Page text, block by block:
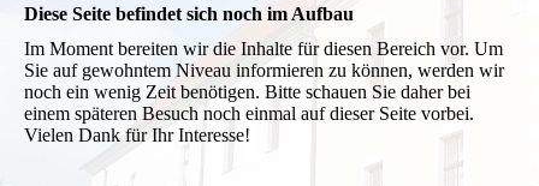
Diese Seite befindet sich noch im Aufbau
Im Moment bereiten wir die Inhalte für diesen Bereich vor. Um
Sie auf gewohntem Niveau informieren zu können, werden wir
noch ein wenig Zeit benötigen. Bitte schauen Sie daher bei
einem späteren Besuch noch einmal auf dieser Seite vorbei.
Vielen Dank für Ihr Interesse!